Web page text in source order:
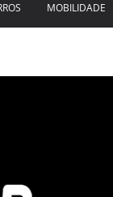
MOBILIDADE